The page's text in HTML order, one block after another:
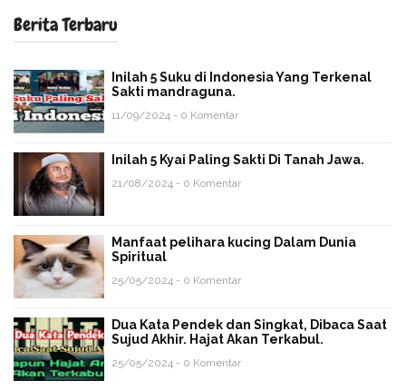
Berita Terbaru
Inilah 5 Suku di Indonesia Yang Terkenal
Sakti mandraguna.
11/09/2024 - 0 Komentar
Inilah 5 Kyai Paling Sakti Di Tanah Jawa.
21/08/2024 - 0 Komentar
Manfaat pelihara kucing Dalam Dunia
Spiritual
25/05/2024 - 0 Komentar
Dua Kata Pendek dan Singkat, Dibaca Saat
Sujud Akhir. Hajat Akan Terkabul.
25/05/2024 - 0 Komentar